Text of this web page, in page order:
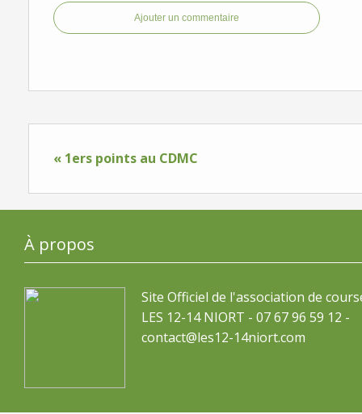
Ajouter un commentaire
« 1ers points au CDMC
À propos
Site Officiel de l'association de
LES 12-14 NIORT - 07 67 96 59 12 -
contact@les12-14niort.com